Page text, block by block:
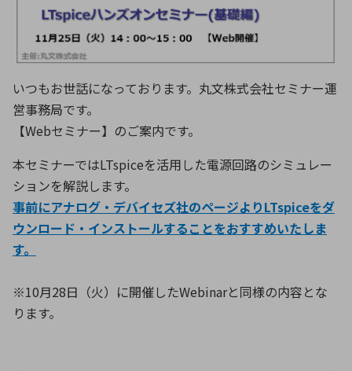
データセンタ・クラウド
ミリ波レーダー
接着・接合
製品製造・加工
照射
レーザー・光学部品 組込コンピュータ
特定用途向け・その他
医療機器
I
J K
M
N O
U
V W
X
Y
Z
いつもお世話になっております。丸文株式会社セミナー運
営事務局です。
【Webセミナー】のご案内です。
本セミナーではLTspiceを活用した電源回路のシミュレー
ションを解説します。
事前にアナログ・デバイセズ社のページよりLTspiceをダ
ウンロード・インストールすることをおすすめいたしま
す。
※10月28日（火）に開催したWebinarと同様の内容とな
ります。